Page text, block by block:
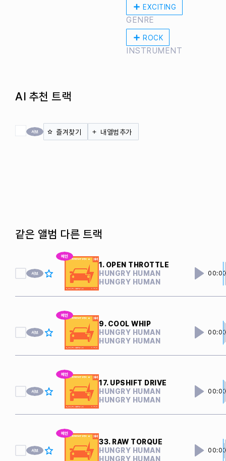
EXCITING
GENRE
ROCK
INSTRUMENT
AI 추천 트랙
전체 체크 즐겨찾기 내앨범추가
같은 앨범 다른 트랙
1. OPEN THROTTLE
HUNGRY HUMAN
HUNGRY HUMAN
9. COOL WHIP
HUNGRY HUMAN
HUNGRY HUMAN
17. UPSHIFT DRIVE
HUNGRY HUMAN
HUNGRY HUMAN
33. RAW TORQUE
HUNGRY HUMAN
HUNGRY HUMAN